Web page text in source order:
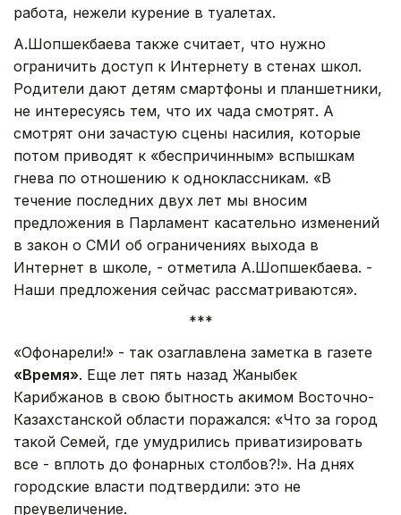
работа, нежели курение в туалетах.
А.Шопшекбаева также считает, что нужно
ограничить доступ к Интернету в стенах школ.
Родители дают детям смартфоны и планшетники,
не интересуясь тем, что их чада смотрят. А
смотрят они зачастую сцены насилия, которые
потом приводят к «беспричинным» вспышкам
гнева по отношению к одноклассникам. «В
течение последних двух лет мы вносим
предложения в Парламент касательно изменений
в закон о СМИ об ограничениях выхода в
Интернет в школе, - отметила А.Шопшекбаева. -
Наши предложения сейчас рассматриваются».
***
«Офонарели!» - так озаглавлена заметка в газете
«Время». Еще лет пять назад Жаныбек
Карибжанов в свою бытность акимом Восточно-
Казахстанской области поражался: «Что за город
такой Семей, где умудрились приватизировать
все - вплоть до фонарных столбов?!». На днях
городские власти подтвердили: это не
преувеличение.